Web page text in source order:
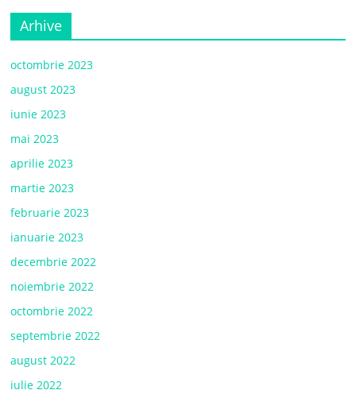
Arhive
octombrie 2023
august 2023
iunie 2023
mai 2023
aprilie 2023
martie 2023
februarie 2023
ianuarie 2023
decembrie 2022
noiembrie 2022
octombrie 2022
septembrie 2022
august 2022
iulie 2022